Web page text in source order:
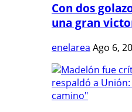
Con dos
una gran
enelarea Ago 6,